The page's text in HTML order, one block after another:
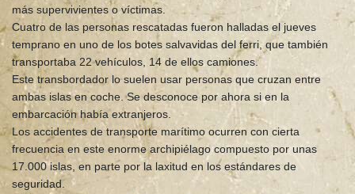
más supervivientes o víctimas.
Cuatro de las personas rescatadas fueron halladas el jueves
temprano en uno de los botes salvavidas del ferri, que también
transportaba 22 vehículos, 14 de ellos camiones.
Este transbordador lo suelen usar personas que cruzan entre
ambas islas en coche. Se desconoce por ahora si en la
embarcación había extranjeros.
Los accidentes de transporte marítimo ocurren con cierta
frecuencia en este enorme archipiélago compuesto por unas
17.000 islas, en parte por la laxitud en los estándares de
seguridad.